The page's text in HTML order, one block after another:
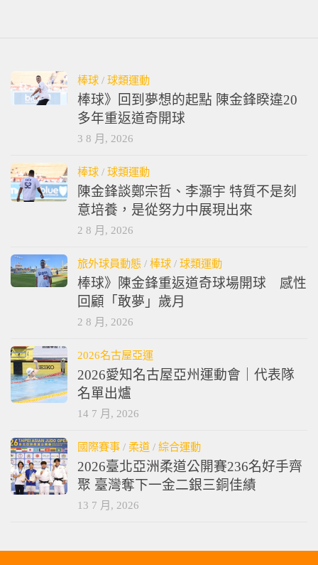
棒球 / 球類運動
棒球》回到夢想的起點 陳金鋒睽違20
多年重返道奇開球
3 8 月, 2026
棒球 / 球類運動
陳金鋒談鄭宗哲、李灝宇 特質不是刻
意培養，是從努力中展現出來
2 8 月, 2026
旅外球員動態 / 棒球 / 球類運動
棒球》陳金鋒重返道奇球場開球 感性
回顧「敢夢」歲月
2 8 月, 2026
2026名古屋亞運
2026愛知名古屋亞州運動會｜代表隊
名單出爐
14 7 月, 2026
國際賽事 / 柔道 / 綜合運動
2026臺北亞洲柔道公開賽236名好手齊
聚 臺灣奪下一金二銀三銅佳績
13 7 月, 2026